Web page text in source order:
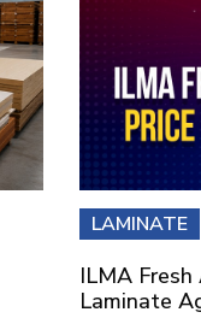
LAMINATE
ILMA
Laminate